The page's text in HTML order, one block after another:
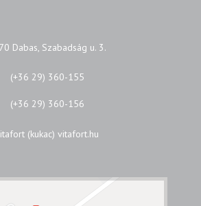
Dabas, Szabadság u. 3.
(+36 29) 360-155
(+36 29) 360-156
(kukac) vitafort.hu